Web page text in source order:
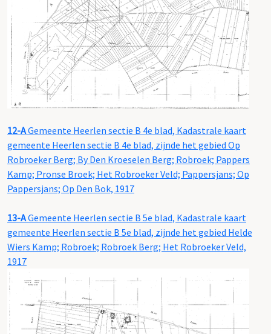
12-AGemeente Heerlen sectie B 4e blad, Kadastrale kaart
gemeente Heerlen sectie B 4e blad, zijnde het gebied Op
Robroeker Berg; By Den Kroeselen Berg; Robroek; Pappers
Kamp; Pronse Broek; Het Robroeker Veld; Pappersjans; Op
Pappersjans; Op Den Bok, 1917
13-AGemeente Heerlen sectie B 5e blad, Kadastrale kaart
gemeente Heerlen sectie B 5e blad, zijnde het gebied Helde
Wiers Kamp; Robroek; Robroek Berg; Het Robroeker Veld,
1917